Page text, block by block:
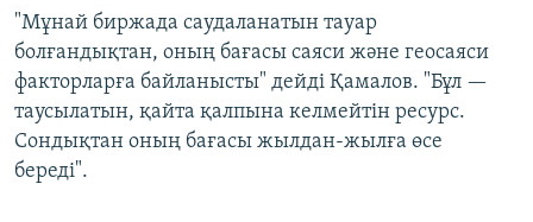
"Мұнай биржада саудаланатын тауар
болғандықтан, оның бағасы саяси және геосаяси
факторларға байланысты" дейді Қамалов. "Бұл —
таусылатын, қайта қалпына келмейтін ресурс.
Сондықтан оның бағасы жылдан-жылға өсе
береді".